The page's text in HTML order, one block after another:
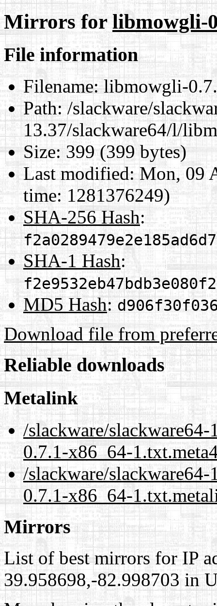
Mirrors forlibmowgli-
File information
Filename:libmowgli-
Path:/slackware/
13.37/slackware64/l/
Size:399 (399 bytes)
Last modified:Mon, 09
time: 1281376249)
SHA-256 Hash:
SHA-1 Hash:
MD5 Hash:
Download file from
Reliable downloads
Metalink
/slackware/
0.7.1-x86_64-
/slackware/
0.7.1-x86_64-
Mirrors
List of best mirrors for IP
39.958698,-82.998703 in